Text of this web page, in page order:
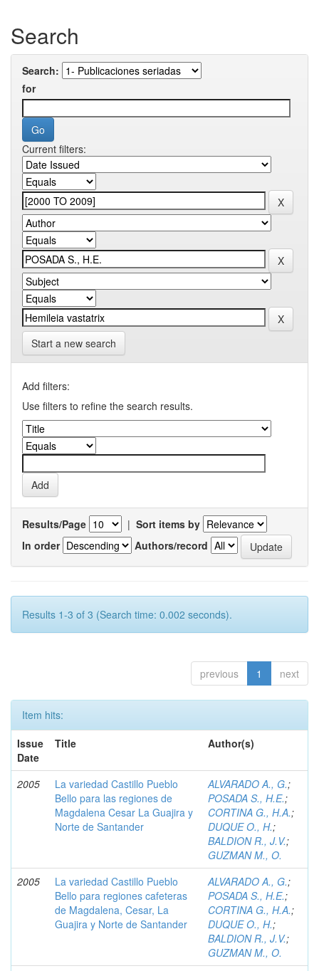
Search
Search:
for
Current filters:
Start a new search
Add filters:
Use filters to refine the search results.
Results/Page | Sort items by
In order
Authors/record
Results 1-3 of 3 (Search time: 0.002 seconds).
previous 1 next
Item hits:
Issue
Date
Title Author(s)
2005
La variedad Castillo Pueblo
Bello para las regiones de
Magdalena Cesar La Guajira y
Norte de Santander
ALVARADO A., G.;
POSADA S., H.E.;
CORTINA G., H.A.;
DUQUE O., H.;
BALDION R., J.V.;
GUZMAN M., O.
2005
La variedad Castillo Pueblo
Bello para regiones cafeteras
de Magdalena, Cesar, La
Guajira y Norte de Santander
ALVARADO A., G.;
POSADA S., H.E.;
CORTINA G., H.A.;
DUQUE O., H.;
BALDION R., J.V.;
GUZMAN M., O.